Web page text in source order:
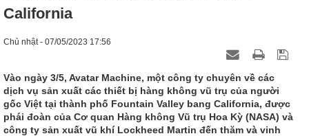
California
Chủ nhật - 07/05/2023 17:56
Vào ngày 3/5, Avatar Machine, một công ty chuyên về các
dịch vụ sản xuất các thiết bị hàng không vũ trụ của người
gốc Việt tại thành phố Fountain Valley bang California, được
phái đoàn của Cơ quan Hàng không Vũ trụ Hoa Kỳ (NASA) và
công ty sản xuất vũ khí Lockheed Martin đến thăm và vinh